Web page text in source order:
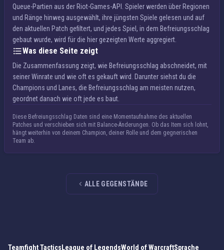
Queue-Partien aus der Riot-Games-API. Spieler werden über Regionen
und Ränge hinweg ausgewählt, ihre jüngsten Spiele gelesen und auf
den aktuellen Patch gefiltert, und jedes Spiel, in dem Befreiungsschlag
gebaut wurde, wird für die hier gezeigten Werte aggregiert.
Was diese Seite zeigt
Die Zusammenfassung zeigt, wie Befreiungsschlag abschneidet, mit
seiner Winrate und wie oft es gekauft wird. Darunter siehst du die
Champions und Lanes, die Befreiungsschlag am meisten nutzen,
geordnet danach wie oft jede es baut.
Diese Befreiungsschlag Daten sind eine Momentaufnahme des aktuellen
Patches und verschieben sich mit Balance-Änderungen. Ob das Item sich lohnt,
hängt weiterhin von deinem Champion, deiner Rolle und dem gegnerischen
Team ab.
ALLE GEGENSTÄNDE
Teamfight Tactics League of LegendsWorld of WarcraftSprache